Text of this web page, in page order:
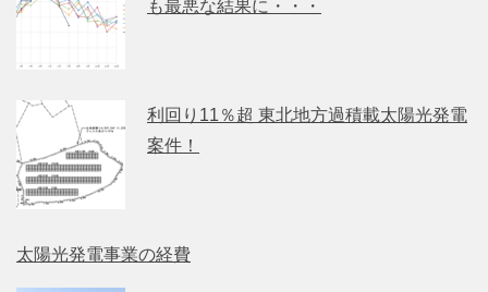
も最悪な結果に・・・
利回り11％超 東北地方過積載太陽光発電
案件！
太陽光発電事業の経費